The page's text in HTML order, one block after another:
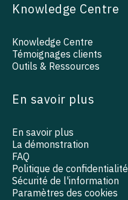
Knowledge Centre
Knowledge Centre
Témoignages clients
Outils & Ressources
En savoir plus
En savoir plus
La démonstration
FAQ
Politique de confidentialité
Sécurité de l'information
Paramètres des cookies